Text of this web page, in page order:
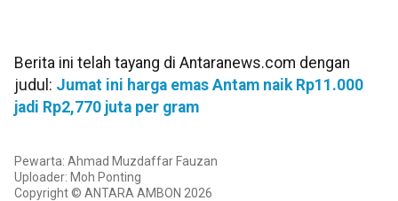
Berita ini telah tayang di Antaranews.com dengan
judul: Jumat ini harga emas Antam naik Rp11.000
jadi Rp2,770 juta per gram
Pewarta: Ahmad Muzdaffar Fauzan
Uploader: Moh Ponting
Copyright © ANTARA AMBON 2026